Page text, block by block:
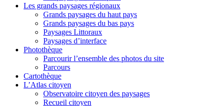
Les grands paysages régionaux
Grands paysages du haut pays
Grands paysages du bas pays
Paysages Littoraux
Paysages d’interface
Photothèque
Parcourir l’ensemble des photos du site
Parcours
Cartothèque
L’Atlas citoyen
Observatoire citoyen des paysages
Recueil citoyen